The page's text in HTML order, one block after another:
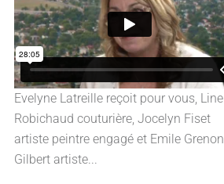
Evelyne Latreille reçoit pour vous, Line
Robichaud couturière, Jocelyn Fiset
artiste peintre engagé et Emile Grenon
Gilbert artiste...